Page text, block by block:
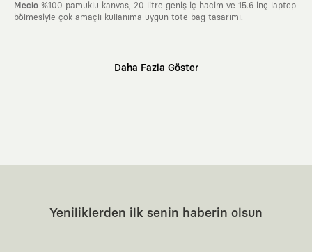
Meclo %100 pamuklu kanvas, 20 litre geniş iç hacim ve 15.6 inç laptop
bölmesiyle çok amaçlı kullanıma uygun tote bag tasarımı.
dolabının en değerli parçası olarak kalacak, hikayesini ve estetik
Yaratıcı Bir Topluluk
KAFT, keşfetmeyi sevenlerin, sanata tutkuyla bağlı
olanların ve şehri özgürce adımlayanların ortak dilidir. Üzerinde
Daha Fazla Göster
Yeniliklerden ilk senin haberin olsun